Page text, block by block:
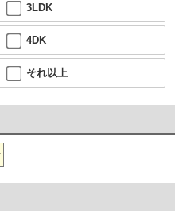
3LDK
4DK
それ以上